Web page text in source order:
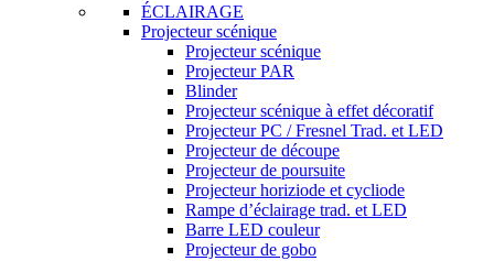
ÉCLAIRAGE
Projecteur scénique
Projecteur scénique
Projecteur PAR
Blinder
Projecteur scénique à effet décoratif
Projecteur PC / Fresnel Trad. et LED
Projecteur de découpe
Projecteur de poursuite
Projecteur horiziode et cycliode
Rampe d’éclairage trad. et LED
Barre LED couleur
Projecteur de gobo